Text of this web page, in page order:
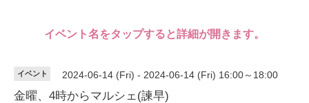
イベント名をタップすると詳細が開きます。
イベント 2024-06-14 (Fri) - 2024-06-14 (Fri) 16:00～18:00
金曜、4時からマルシェ(諫早)